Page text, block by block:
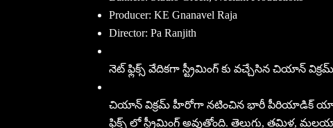
Producer: KE Gnanavel Raja
Director: Pa Ranjith
నెట్ ఫ్లిక్స్ వేదికగా స్ట్రీమింగ్ కు వచ్చేసిన చియాన్
చియాన్ విక్రమ్ హీరోగా నటించిన భారీ పీరియాడిక్
ఫ్లిక్స్ లో స్ట్రీమింగ్ అవుతోంది. తెలుగు, తమిళ,